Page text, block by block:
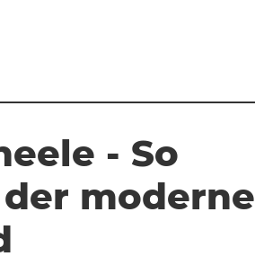
- So
moderne